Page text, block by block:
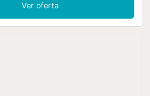
Ver oferta